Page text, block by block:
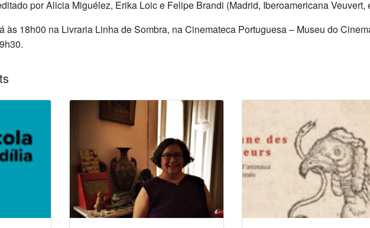
por Alicia Miguélez, Erika Loic e Felipe Brandi (Madrid, Iberoamericana Veuvert,
às 18h00 na Livraria Linha de Sombra, na Cinemateca Portuguesa – Museu do